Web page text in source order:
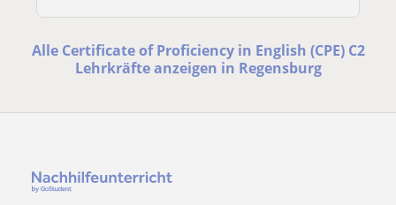
Alle Certificate of Proficiency in English (CPE) C2
Lehrkräfte anzeigen in Regensburg